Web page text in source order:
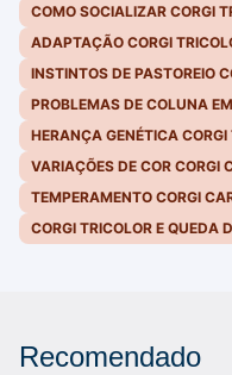
COMO SOCIALIZAR CORGI
ADAPTAÇÃO CORGI
INSTINTOS DE PASTOREIO
PROBLEMAS DE COLUNA
HERANÇA GENÉTICA CORGI
VARIAÇÕES DE COR CORGI
TEMPERAMENTO CORGI
CORGI TRICOLOR E QUEDA
Recomendado